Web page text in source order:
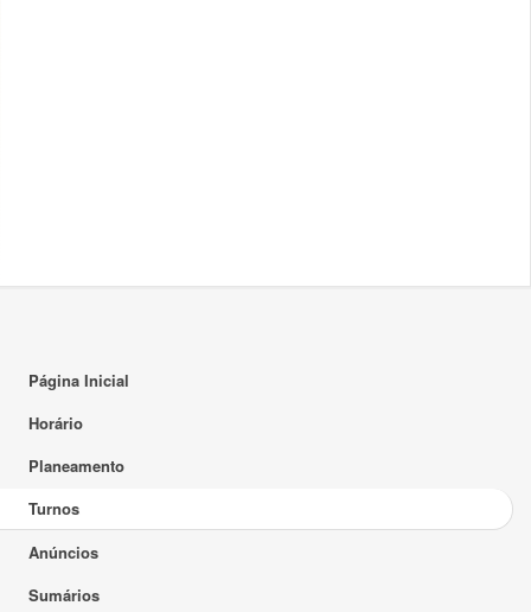
Página Inicial
Horário
Planeamento
Turnos
Anúncios
Sumários